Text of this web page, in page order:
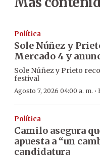
Política
Sole Núñez y
Mercado 4 y
Sole Núñez y Prieto
festival
Agosto 7, 2026 04:00 a. m. ·
Política
Camilo asegura
apuesta a “un
candidatura